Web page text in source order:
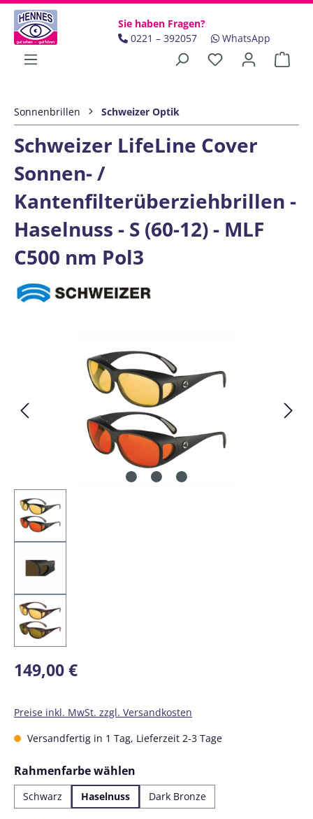
Zum Hauptinhalt springen
Sie haben Fragen?
0221 – 392057
WhatsApp
Sonnenbrillen Schweizer Optik
Schweizer LifeLine Cover
Sonnen- /
Kantenfilterüberziehbrillen -
Haselnuss - S (60-12) - MLF
C500 nm Pol3
Regulärer Preis:
149,00 €
Preise inkl. MwSt. zzgl. Versandkosten
Versandfertig in 1 Tag, Lieferzeit 2-3 Tage
Rahmenfarbe wählen
Schwarz Haselnuss Dark Bronze